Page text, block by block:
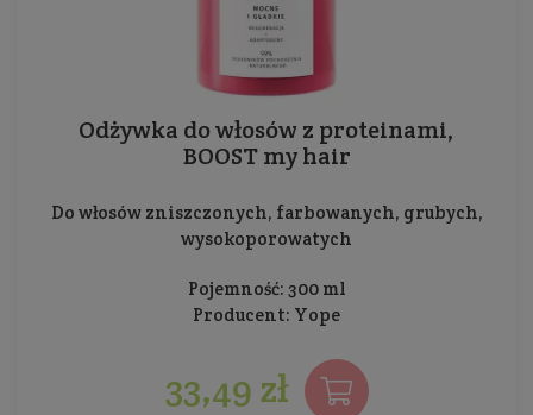
Odżywka do włosów z proteinami,
BOOST my hair
Do włosów zniszczonych, farbowanych, grubych,
wysokoporowatych
Pojemność: 300 ml
Producent: Yope
33,49 zł